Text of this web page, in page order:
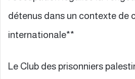
détenus dans un contexte de
internationale**
Le Club des prisonniers